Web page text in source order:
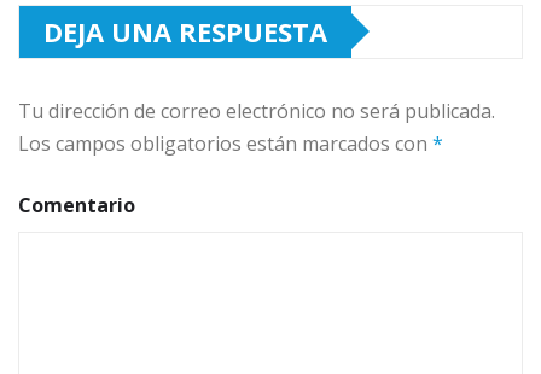
DEJA UNA RESPUESTA
Tu dirección de correo electrónico no será publicada.
Los campos obligatorios están marcados con *
Comentario